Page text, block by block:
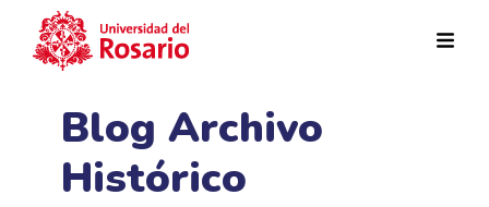
Blog Archivo
Histórico